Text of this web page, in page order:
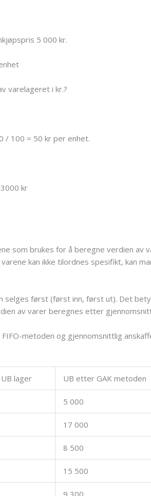
5 000 kr.
varelageret i kr.?
/ 100 = 50 kr per enhet.
kr
som brukes for å beregne verdien
kan ikke tilordnes spesifikt, kan
selges først (først inn, først ut). Det
av varer beregnes etter
metoden og gjennomsnittlig
lager UB etter GAK metoden
5 000
17 000
8 500
15 500
9 300